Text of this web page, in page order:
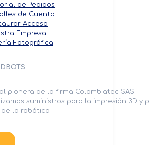
de Pedidos
de Cuenta
Acceso
Empresa
Fotográfica
pionera de la firma Colombiatec SAS
suministros para la impresión 3D
de la robótica